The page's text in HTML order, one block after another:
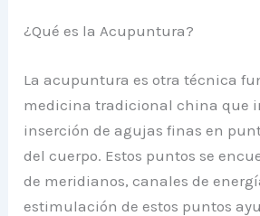
¿Qué es la Acupuntura?
La acupuntura es otra técnica
medicina tradicional china que
inserción de agujas finas en
del cuerpo. Estos puntos se
de meridianos, canales de
estimulación de estos puntos